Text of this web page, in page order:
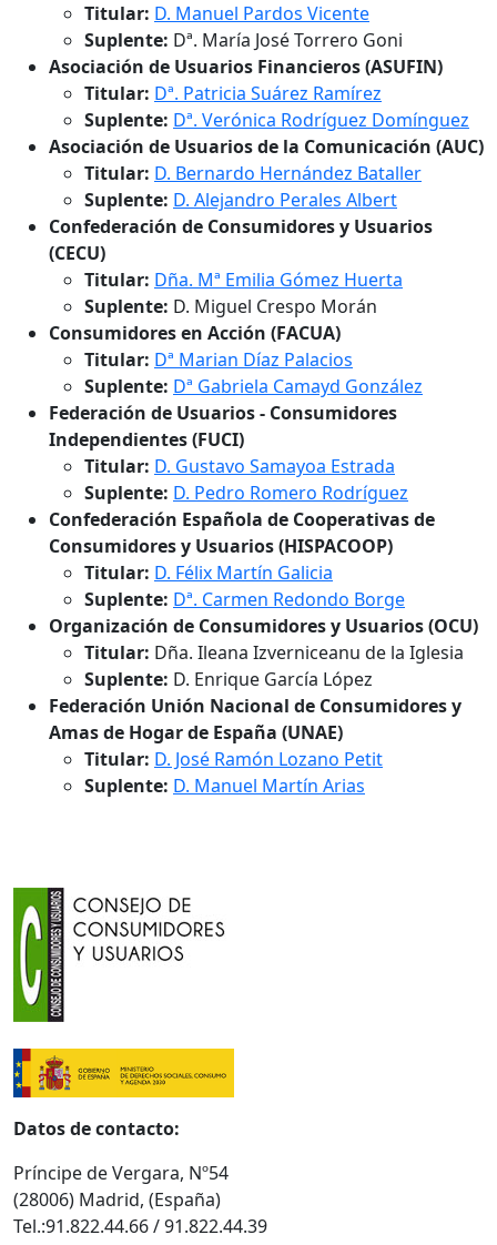
Titular: D. Manuel Pardos Vicente
Suplente: Dª. María José Torrero Goni
Asociación de Usuarios Financieros (ASUFIN)
Titular: Dª. Patricia Suárez Ramírez
Suplente: Dª. Verónica Rodríguez Domínguez
Asociación de Usuarios de la Comunicación (AUC)
Titular: D. Bernardo Hernández Bataller
Suplente: D. Alejandro Perales Albert
Confederación de Consumidores y Usuarios
(CECU)
Titular: Dña. Mª Emilia Gómez Huerta
Suplente: D. Miguel Crespo Morán
Consumidores en Acción (FACUA)
Titular: Dª Marian Díaz Palacios
Suplente: Dª Gabriela Camayd González
Federación de Usuarios - Consumidores
Independientes (FUCI)
Titular: D. Gustavo Samayoa Estrada
Suplente: D. Pedro Romero Rodríguez
Confederación Española de Cooperativas de
Consumidores y Usuarios (HISPACOOP)
Titular: D. Félix Martín Galicia
Suplente: Dª. Carmen Redondo Borge
Organización de Consumidores y Usuarios (OCU)
Titular: Dña. Ileana Izverniceanu de la Iglesia
Suplente: D. Enrique García López
Federación Unión Nacional de Consumidores y
Amas de Hogar de España (UNAE)
Titular: D. José Ramón Lozano Petit
Suplente: D. Manuel Martín Arias
Datos de contacto:
Príncipe de Vergara, Nº54
(28006) Madrid, (España)
Tel.:91.822.44.66 / 91.822.44.39